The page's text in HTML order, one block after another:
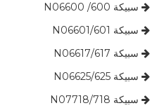
 ​​​​​​​ سبيكة 600/ N06600
 ​​​​​​​​​​​ سبيكة 601/N06601
 ​​​​​​​ سبيكة 617/N06617
 ​​​​​​​ سبيكة 625/N06625
 ​​​​​​​ سبيكة 718/N07718